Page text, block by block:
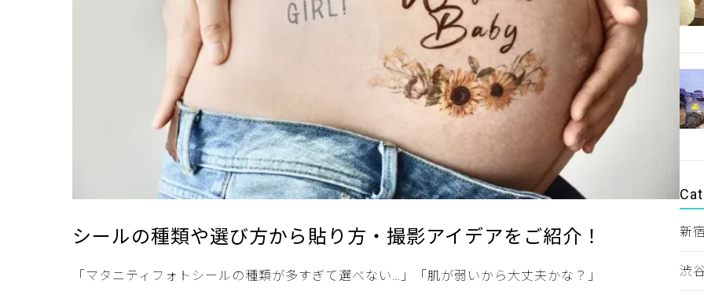
シールの種類や選び方から貼り方・撮影アイデアをご紹介！
「マタニティフォトシールの種類が多すぎて選べない…」「肌が弱いから大丈夫かな？」
新宿
渋